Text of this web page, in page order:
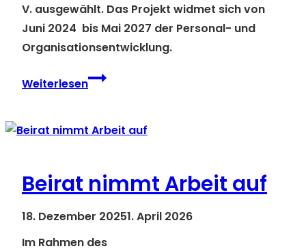
V. ausgewählt. Das Projekt widmet sich von
Juni 2024 bis Mai 2027 der Personal- und
Organisationsentwicklung.
WeiterlesenProjekt
Beirat nimmt Arbeit auf
18. Dezember 20251. April 2026
Im Rahmen des